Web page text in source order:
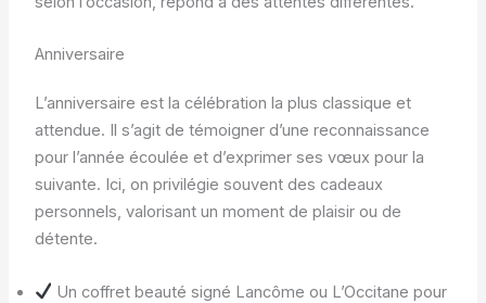
Anniversaire
L’anniversaire est la célébration la plus classique et
attendue. Il s’agit de témoigner d’une reconnaissance
pour l’année écoulée et d’exprimer ses vœux pour la
suivante. Ici, on privilégie souvent des cadeaux
personnels, valorisant un moment de plaisir ou de
détente.
Un coffret beauté signé Lancôme ou L’Occitane pour